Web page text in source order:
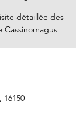
détaillée des
16150